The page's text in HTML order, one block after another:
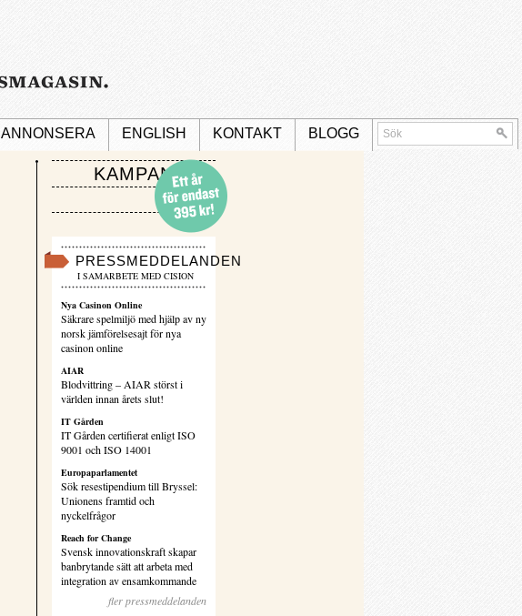
ANNONSERA ENGLISH KONTAKT BLOGG
KAMPANJ
PRESSMEDDELANDEN
I SAMARBETE MED CISION
Nya Casinon Online
Säkrare spelmiljö med hjälp av ny
norsk jämförelsesajt för nya
casinon online
AIAR
Blodvittring – AIAR störst i
världen innan årets slut!
IT Gården
IT Gården certifierat enligt ISO
9001 och ISO 14001
Europaparlamentet
Sök resestipendium till Bryssel:
Unionens framtid och
nyckelfrågor
Reach for Change
Svensk innovationskraft skapar
banbrytande sätt att arbeta med
integration av ensamkommande
fler pressmeddelanden